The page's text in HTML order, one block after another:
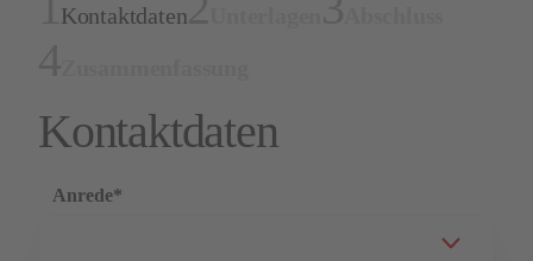
Kontaktdaten
Kontaktdaten
Anrede*